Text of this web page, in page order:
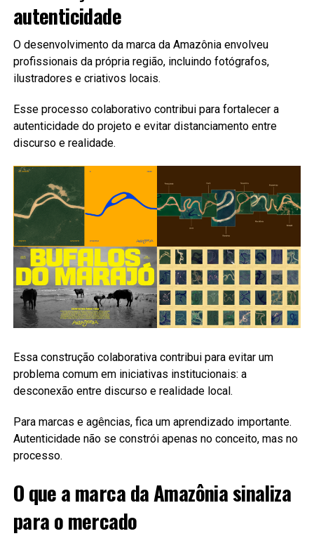
autenticidade
O desenvolvimento da marca da Amazônia envolveu
profissionais da própria região, incluindo fotógrafos,
ilustradores e criativos locais.
Esse processo colaborativo contribui para fortalecer a
autenticidade do projeto e evitar distanciamento entre
discurso e realidade.
Essa construção colaborativa contribui para evitar um
problema comum em iniciativas institucionais: a
desconexão entre discurso e realidade local.
Para marcas e agências, fica um aprendizado importante.
Autenticidade não se constrói apenas no conceito, mas no
processo.
O que a marca da Amazônia sinaliza
para o mercado